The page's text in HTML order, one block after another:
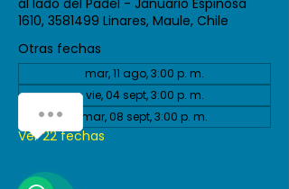
al lado del Padel - Januario Espinosa
1610, 3581499 Linares, Maule, Chile
Otras fechas
mar, 11 ago, 3:00 p. m.
vie, 04 sept, 3:00 p. m.
mar, 08 sept, 3:00 p. m.
Ver 22 fechas